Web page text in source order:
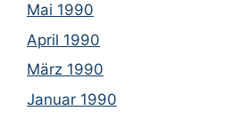
Mai 1990
April 1990
März 1990
Januar 1990